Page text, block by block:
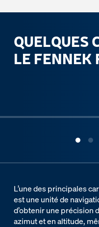
QUELQUES
LE FENNEK
L’une des principales
est une unité de
d’obtenir une précision
azimut et en altitude,